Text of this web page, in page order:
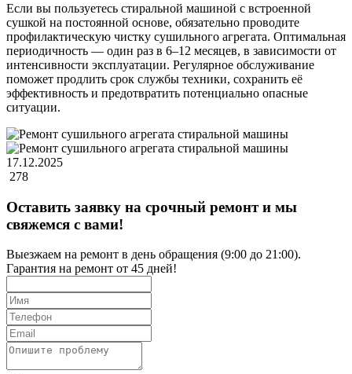
Если вы пользуетесь стиральной машиной с встроенной
сушкой на постоянной основе, обязательно проводите
профилактическую чистку сушильного агрегата. Оптимальная
периодичность — один раз в 6–12 месяцев, в зависимости от
интенсивности эксплуатации. Регулярное обслуживание
поможет продлить срок службы техники, сохранить её
эффективность и предотвратить потенциально опасные
ситуации.
17.12.2025
278
Оставить заявку на срочный ремонт и мы
свяжемся с вами!
Выезжаем на ремонт в день обращения (9:00 до 21:00).
Гарантия на ремонт от 45 дней!